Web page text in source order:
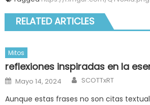
RELATED ARTICLES
Mitos
reflexiones inspiradas en la
Posted
on
Mayo 14, 2024 Author
SCOTTxRT
Aunque estas frases no son citas